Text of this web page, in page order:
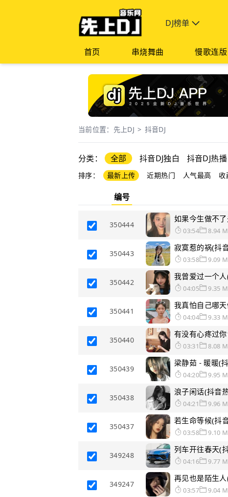
DJ榜单
首页 串烧舞曲 慢歌连版
当前位置： 先上DJ > 抖音DJ
分类： 全部 抖音DJ独白 抖音DJ热播
排序： 最新上传 近期热门 人气最高 收
编号
350444
如果今生做不
03:54 8.94
350443
寂寞惹的祸(抖
03:58 9.09
350442
我曾爱过一个
04:05 9.35
350441
我真怕自己哪
04:04 9.33
350440
有没有心疼过
03:31 8.08
350439
梁静茹 - 暖暖(
04:20 9.95
350438
浪子闲话(抖音
04:21 9.96
350437
若生命等候(抖
03:58 9.10
349248
列车开往春天(
04:16 9.77
349247
再见也是陌生
03:57 9.04